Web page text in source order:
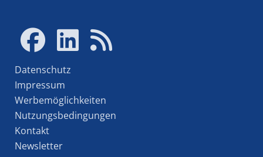
Datenschutz
Impressum
Werbemöglichkeiten
Nutzungsbedingungen
Kontakt
Newsletter